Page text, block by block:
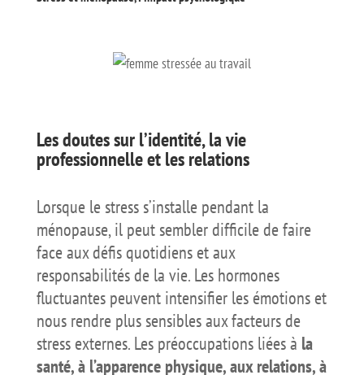
Les doutes sur l’identité, la vie
professionnelle et les relations
Lorsque le stress s’installe pendant la
ménopause, il peut sembler difficile de faire
face aux défis quotidiens et aux
responsabilités de la vie. Les hormones
fluctuantes peuvent intensifier les émotions et
nous rendre plus sensibles aux facteurs de
stress externes. Les préoccupations liées à la
santé, à l’apparence physique, aux relations, à